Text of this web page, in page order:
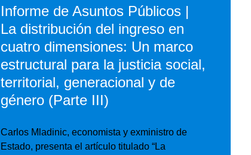
Informe de Asuntos Públicos |
La distribución del ingreso en
cuatro dimensiones: Un marco
estructural para la justicia social,
territorial, generacional y de
género (Parte III)
Carlos Mladinic, economista y exministro de
Estado, presenta el artículo titulado “La